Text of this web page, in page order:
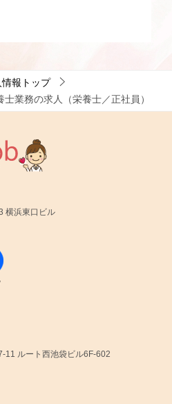
情報トップ
士業務の求人（栄養士／正社員）
横浜東口ビル
11 ルート西池袋ビル6F-602